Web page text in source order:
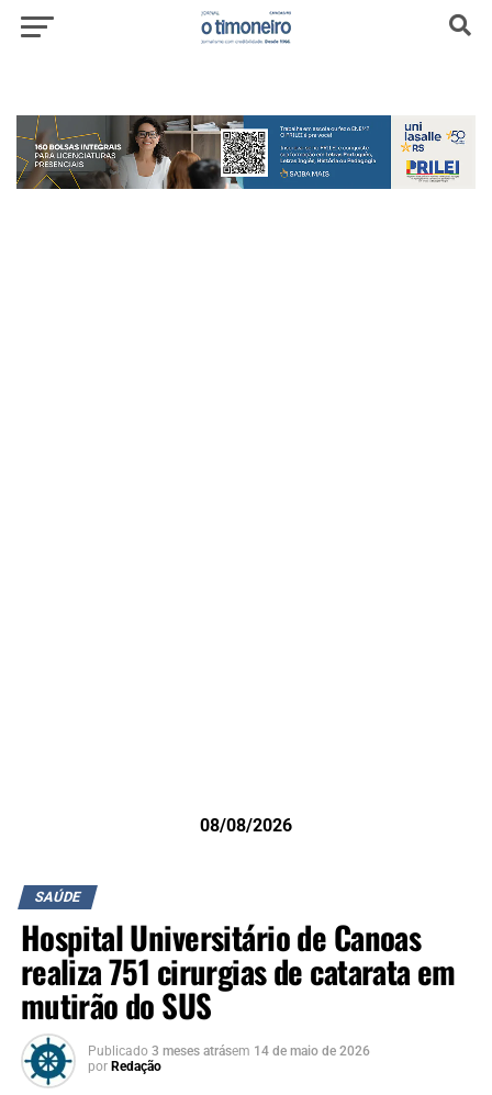
08/08/2026
SAÚDE
Hospital Universitário de Canoas
realiza 751 cirurgias de catarata em
mutirão do SUS
Publicado 3 meses atrásem 14 de maio de 2026
por Redação